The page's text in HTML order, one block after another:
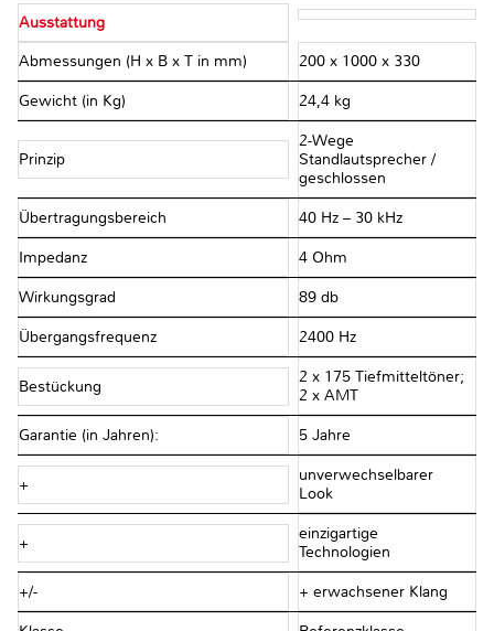
Ausstattung
Abmessungen (H x B x T in mm) 200 x 1000 x 330
Gewicht (in Kg) 24,4 kg
Prinzip
2-Wege
Standlautsprecher /
geschlossen
Übertragungsbereich 40 Hz – 30 kHz
Impedanz 4 Ohm
Wirkungsgrad 89 db
Übergangsfrequenz 2400 Hz
Bestückung
2 x 175 Tiefmitteltöner;
2 x AMT
Garantie (in Jahren): 5 Jahre
+
unverwechselbarer
Look
+
einzigartige
Technologien
+/- + erwachsener Klang